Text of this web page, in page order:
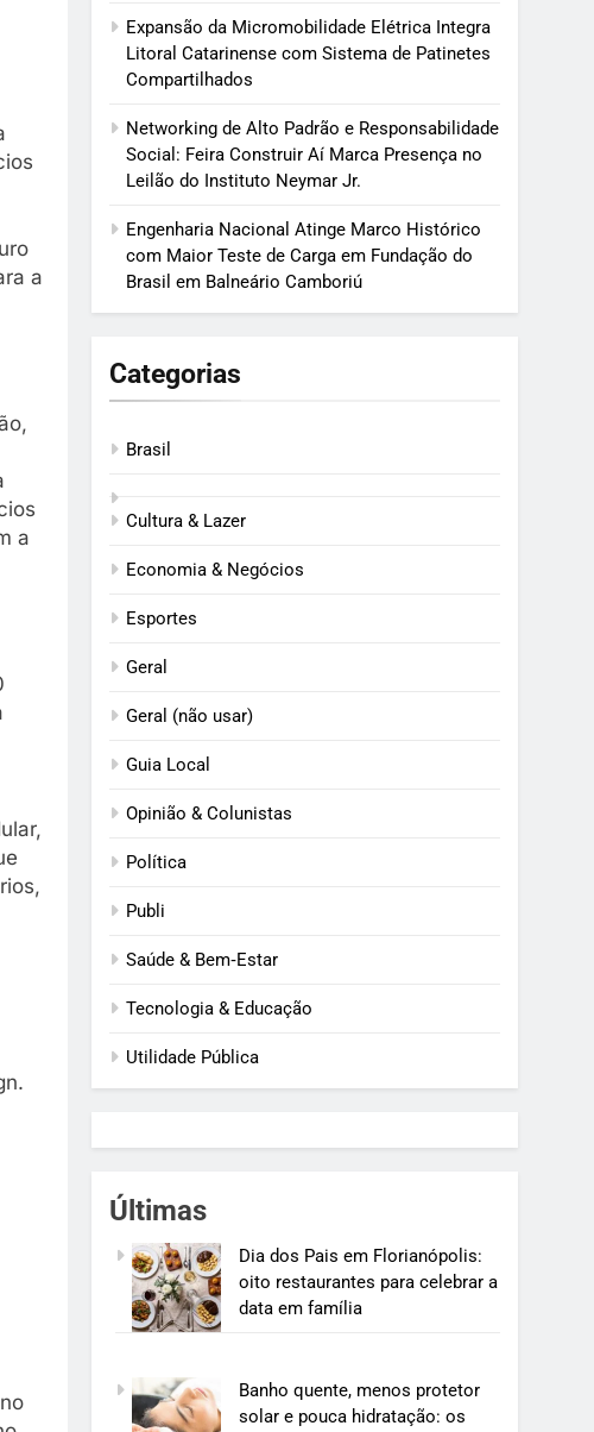
a
a
Expansão da Micromobilidade Elétrica Integra
Litoral Catarinense com Sistema de Patinetes
Compartilhados
Networking de Alto Padrão e Responsabilidade
Social: Feira Construir Aí Marca Presença no
Leilão do Instituto Neymar Jr.
Engenharia Nacional Atinge Marco Histórico
com Maior Teste de Carga em Fundação do
Brasil em Balneário Camboriú
Categorias
Brasil
Cultura & Lazer
Economia & Negócios
Esportes
Geral
Geral (não usar)
Guia Local
Opinião & Colunistas
Política
Publi
Saúde & Bem‑Estar
Tecnologia & Educação
Utilidade Pública
Últimas
Dia dos Pais em Florianópolis:
oito restaurantes para celebrar a
data em família
Banho quente, menos protetor
solar e pouca hidratação: os